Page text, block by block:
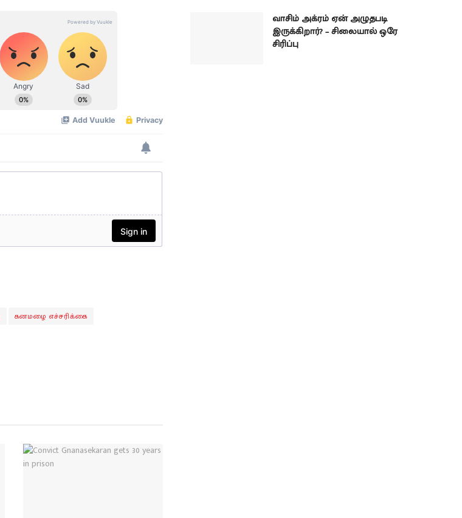
கனமழை எச்சரிக்கை
வாசிம் அக்ரம் ஏன் அழுதபடி
இருக்கிறார்? – சிலையால் ஒரே
சிரிப்பு